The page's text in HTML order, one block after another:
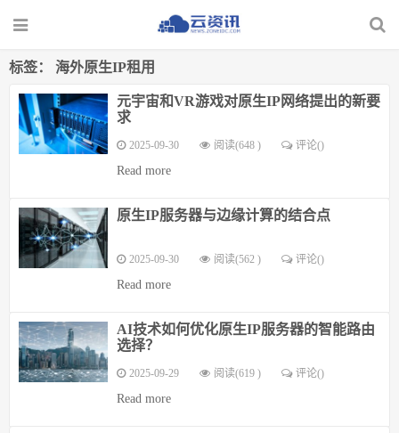
标签： 海外原生IP租用
元宇宙和VR游戏对原生IP网络提出的新要
求
2025-09-30 阅读(648 ) 评论()
Read more
原生IP服务器与边缘计算的结合点
2025-09-30 阅读(562 ) 评论()
Read more
AI技术如何优化原生IP服务器的智能路由
选择？
2025-09-29 阅读(619 ) 评论()
Read more